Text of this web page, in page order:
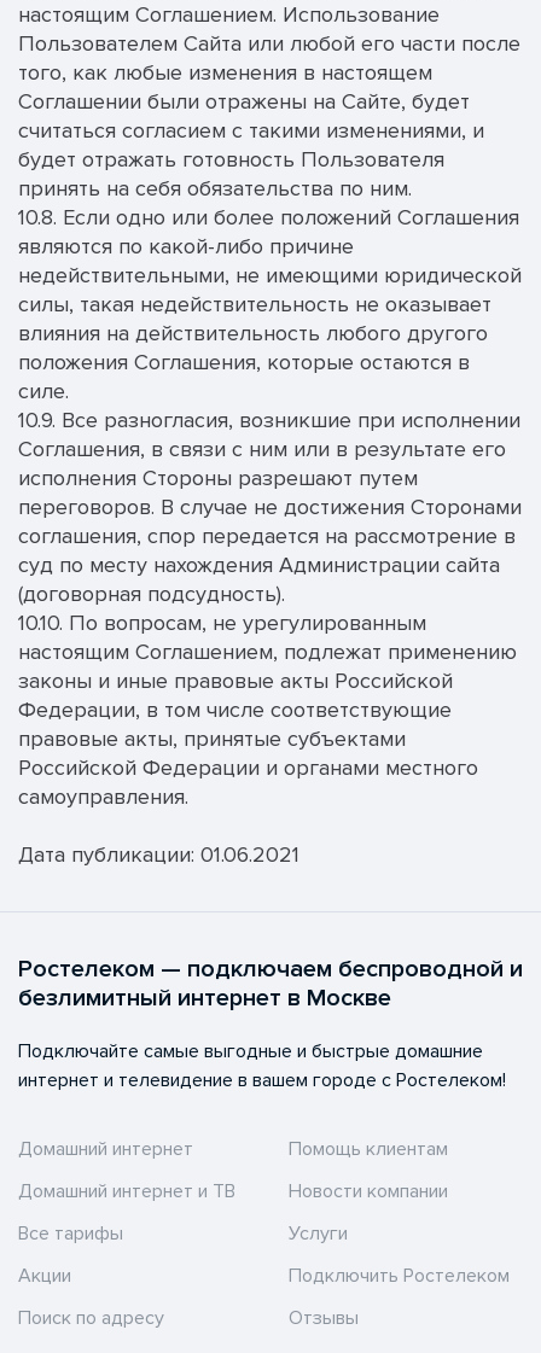
настоящим Соглашением. Использование
Пользователем Сайта или любой его части после
того, как любые изменения в настоящем
Соглашении были отражены на Сайте, будет
считаться согласием с такими изменениями, и
будет отражать готовность Пользователя
принять на себя обязательства по ним.
10.8. Если одно или более положений Соглашения
являются по какой-либо причине
недействительными, не имеющими юридической
силы, такая недействительность не оказывает
влияния на действительность любого другого
положения Соглашения, которые остаются в
силе.
10.9. Все разногласия, возникшие при исполнении
Соглашения, в связи с ним или в результате его
исполнения Стороны разрешают путем
переговоров. В случае не достижения Сторонами
соглашения, спор передается на рассмотрение в
суд по месту нахождения Администрации сайта
(договорная подсудность).
10.10. По вопросам, не урегулированным
настоящим Соглашением, подлежат применению
законы и иные правовые акты Российской
Федерации, в том числе соответствующие
правовые акты, принятые субъектами
Российской Федерации и органами местного
самоуправления.
Дата публикации: 01.06.2021
Ростелеком — подключаем беспроводной и
безлимитный интернет в Москве
Подключайте самые выгодные и быстрые домашние
интернет и телевидение в вашем городе с Ростелеком!
Домашний интернет
Помощь клиентам
Домашний интернет и ТВ
Новости компании
Все тарифы
Услуги
Акции
Подключить Ростелеком
Поиск по адресу
Отзывы